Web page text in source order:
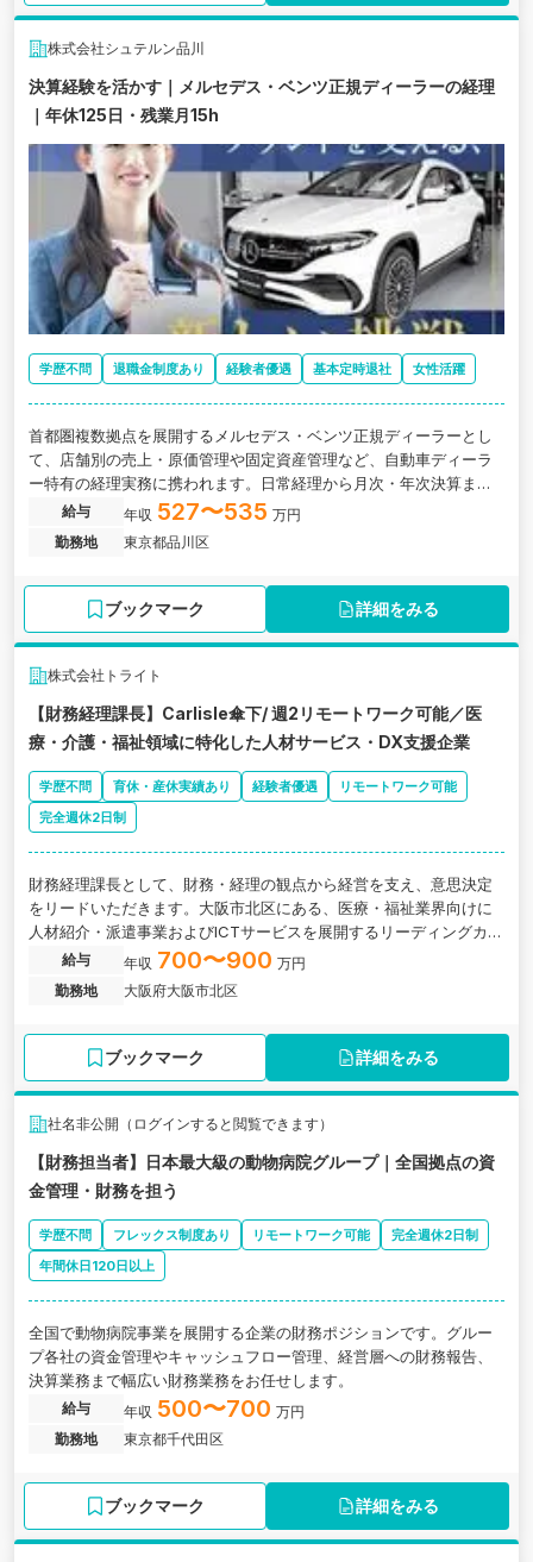
株式会社シュテルン品川
決算経験を活かす｜メルセデス・ベンツ正規ディーラーの経理
｜年休125日・残業月15h
学歴不問 退職金制度あり 経験者優遇 基本定時退社 女性活躍
首都圏複数拠点を展開するメルセデス・ベンツ正規ディーラーとし
て、店舗別の売上・原価管理や固定資産管理など、自動車ディーラ
ー特有の経理実務に携われます。日常経理から月次・年次決算まで
一貫して担当し、将来的には経理組織の中核として業務改善やマネ
ジメントにも挑戦できる環境です。
給与 年収 527〜535 万円
勤務地
東京都品川区
ブックマーク 詳細をみる
株式会社トライト
【財務経理課長】Carlisle傘下/ 週2リモートワーク可能／医
療・介護・福祉領域に特化した人材サービス・DX支援企業
学歴不問 育休・産休実績あり 経験者優遇
リモートワーク可能
完全週休2日制
財務経理課長として、財務・経理の観点から経営を支え、意思決定
をリードいただきます。大阪市北区にある、医療・福祉業界向けに
人材紹介・派遣事業およびICTサービスを展開するリーディングカン
パニーの求人です。
給与 年収 700〜900 万円
勤務地
大阪府大阪市北区
ブックマーク 詳細をみる
社名非公開（ログインすると閲覧できます）
【財務担当者】日本最大級の動物病院グループ｜全国拠点の資
金管理・財務を担う
学歴不問 フレックス制度あり リモートワーク可能
完全週休2日制
年間休日120日以上
全国で動物病院事業を展開する企業の財務ポジションです。グルー
プ各社の資金管理やキャッシュフロー管理、経営層への財務報告、
決算業務まで幅広い財務業務をお任せします。
給与 年収 500〜700 万円
勤務地
東京都千代田区
ブックマーク 詳細をみる